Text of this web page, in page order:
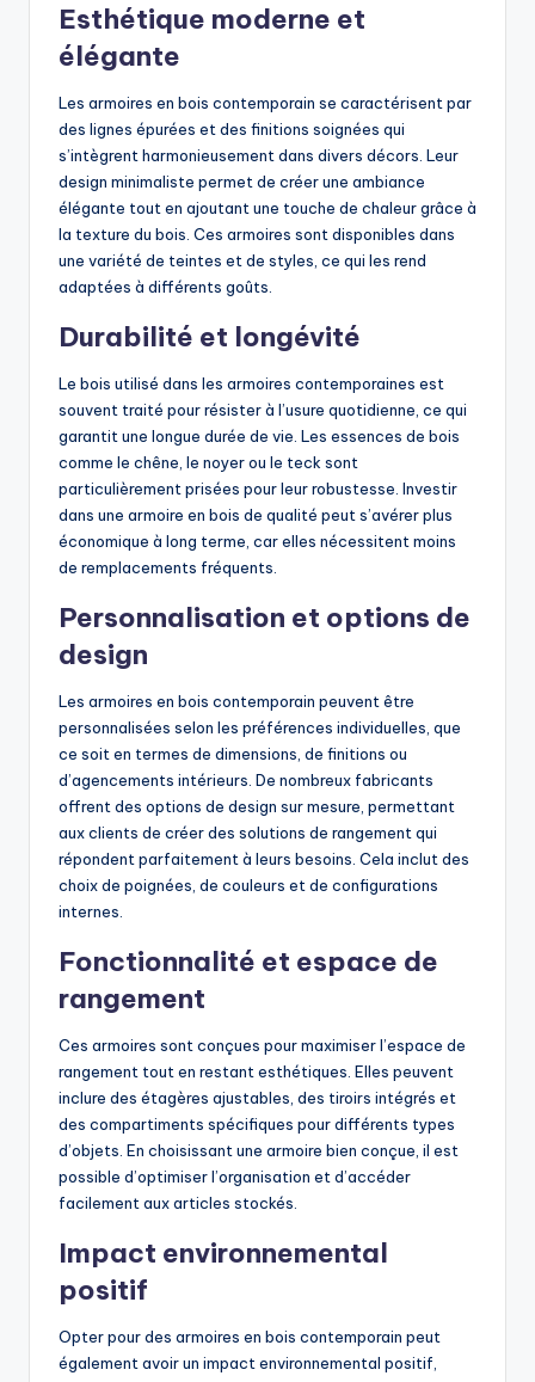
Esthétique moderne et
élégante
Les armoires en bois contemporain se caractérisent par
des lignes épurées et des finitions soignées qui
s’intègrent harmonieusement dans divers décors. Leur
design minimaliste permet de créer une ambiance
élégante tout en ajoutant une touche de chaleur grâce à
la texture du bois. Ces armoires sont disponibles dans
une variété de teintes et de styles, ce qui les rend
adaptées à différents goûts.
Durabilité et longévité
Le bois utilisé dans les armoires contemporaines est
souvent traité pour résister à l’usure quotidienne, ce qui
garantit une longue durée de vie. Les essences de bois
comme le chêne, le noyer ou le teck sont
particulièrement prisées pour leur robustesse. Investir
dans une armoire en bois de qualité peut s’avérer plus
économique à long terme, car elles nécessitent moins
de remplacements fréquents.
Personnalisation et options de
design
Les armoires en bois contemporain peuvent être
personnalisées selon les préférences individuelles, que
ce soit en termes de dimensions, de finitions ou
d’agencements intérieurs. De nombreux fabricants
offrent des options de design sur mesure, permettant
aux clients de créer des solutions de rangement qui
répondent parfaitement à leurs besoins. Cela inclut des
choix de poignées, de couleurs et de configurations
internes.
Fonctionnalité et espace de
rangement
Ces armoires sont conçues pour maximiser l’espace de
rangement tout en restant esthétiques. Elles peuvent
inclure des étagères ajustables, des tiroirs intégrés et
des compartiments spécifiques pour différents types
d’objets. En choisissant une armoire bien conçue, il est
possible d’optimiser l’organisation et d’accéder
facilement aux articles stockés.
Impact environnemental
positif
Opter pour des armoires en bois contemporain peut
également avoir un impact environnemental positif,